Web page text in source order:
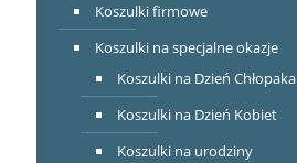
Koszulki firmowe
Koszulki na specjalne okazje
Koszulki na Dzień Chłopaka
Koszulki na Dzień Kobiet
Koszulki na urodziny